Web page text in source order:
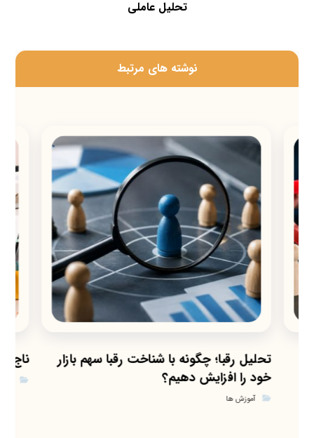
تحلیل عاملی
‫نوشته های مرتبط
تحلیل رقبا؛ چگونه با شناخت رقبا سهم بازار
خود را افزایش دهیم؟
آموزش ها
ناج (Nudge) در رفتار مصرف‌کننده